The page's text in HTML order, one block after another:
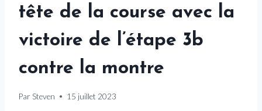
tête de la course avec la
victoire de l’étape 3b
contre la montre
Par Steven 15 juillet 2023